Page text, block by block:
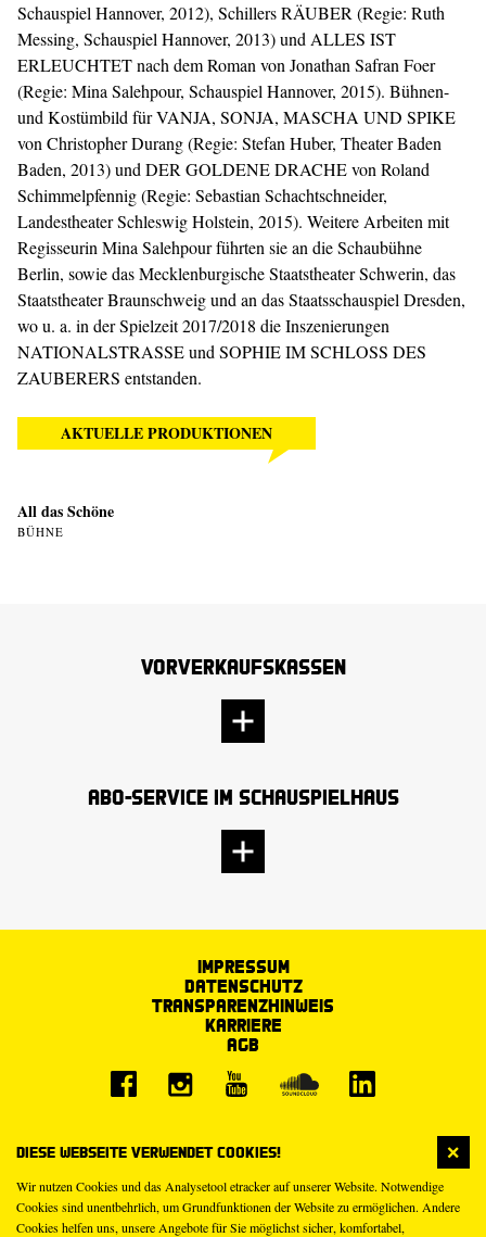
Diese Webseite verwendet Cookies!
Wir nutzen Cookies und das Analysetool etracker auf unserer Website. Notwendige
Cookies sind unentbehrlich, um Grundfunktionen der Website zu ermöglichen. Andere
Cookies helfen uns, unsere Angebote für Sie möglichst sicher, komfortabel,
Schauspiel Hannover, 2012), Schillers RÄUBER (Regie: Ruth
Messing, Schauspiel Hannover, 2013) und ALLES IST
ERLEUCHTET nach dem Roman von Jonathan Safran Foer
(Regie: Mina Salehpour, Schauspiel Hannover, 2015). Bühnen-
und Kostümbild für VANJA, SONJA, MASCHA UND SPIKE
von Christopher Durang (Regie: Stefan Huber, Theater Baden
Baden, 2013) und DER GOLDENE DRACHE von Roland
Schimmelpfennig (Regie: Sebastian Schachtschneider,
Landestheater Schleswig Holstein, 2015). Weitere Arbeiten mit
Regisseurin Mina Salehpourführten sie an die Schaubühne
Berlin, sowie das Mecklenburgische Staatstheater Schwerin, das
Staatstheater Braunschweig und an das Staatsschauspiel Dresden,
wo u. a. in der Spielzeit 2017/2018 die Inszenierungen
NATIONALSTRASSEund SOPHIE IM SCHLOSS DES
ZAUBERERS entstanden.
AKTUELLE PRODUKTIONEN
All das Schöne
BÜHNE
Vorverkaufskassen
Abo-Service im Schauspielhaus
Impressum
Datenschutz
Transparenzhinweis
Karriere
AGB